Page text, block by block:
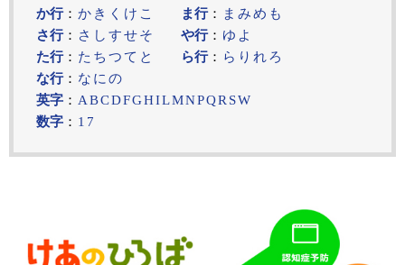
か行： か き く け こ
さ行： さ し すせそ
た行： た ち つて と
な行： な に の
ま行： ま みめ も
や行： ゆ よ
ら行： ら り れろ
英字 ： ABCDFGHILMNPQR SW
数字 ： 1 7